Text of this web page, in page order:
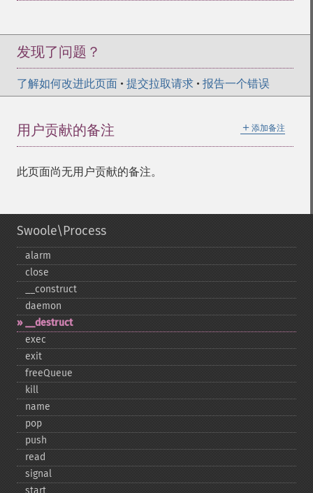
发现了问题？
了解如何改进此页面 • 提交拉取请求 • 报告一个错误
＋ 添加备注
用户贡献的备注
此页面尚无用户贡献的备注。
Swoole\Process
alarm
close
_​_​construct
daemon
_​_​destruct
exec
exit
freeQueue
kill
name
pop
push
read
signal
start